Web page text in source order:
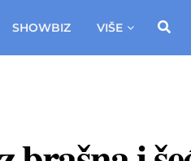
SHOWBIZ VIŠE